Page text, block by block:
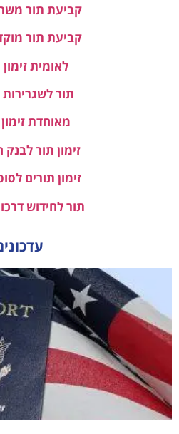
קביעת תור
קביעת תור
לאומית
תור
מאוחדת
זימון תור
זימון תורים
תור לחידוש